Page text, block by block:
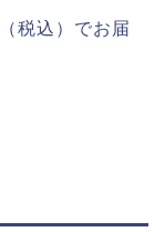
税込）でお届